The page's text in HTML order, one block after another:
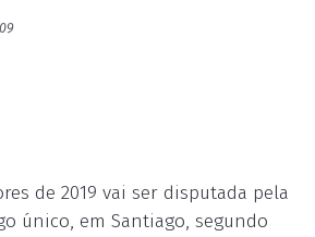
de 2019 vai ser disputada pela
único, em Santiago, segundo